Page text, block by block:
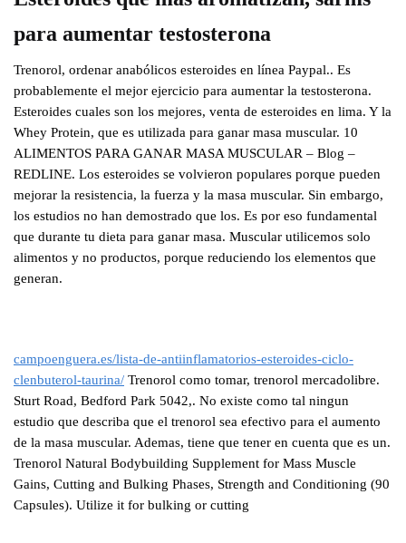
para aumentar testosterona
Trenorol, ordenar anabólicos esteroides en línea Paypal.. Es
probablemente el mejor ejercicio para aumentar la testosterona.
Esteroides cuales son los mejores, venta de esteroides en lima. Y la
Whey Protein, que es utilizada para ganar masa muscular. 10
ALIMENTOS PARA GANAR MASA MUSCULAR – Blog –
REDLINE. Los esteroides se volvieron populares porque pueden
mejorar la resistencia, la fuerza y la masa muscular. Sin embargo,
los estudios no han demostrado que los. Es por eso fundamental
que durante tu dieta para ganar masa. Muscular utilicemos solo
alimentos y no productos, porque reduciendo los elementos que
generan.
campoenguera.es/lista-de-antiinflamatorios-esteroides-ciclo-
clenbuterol-taurina/ Trenorol como tomar, trenorol mercadolibre.
Sturt Road, Bedford Park 5042,. No existe como tal ningun
estudio que describa que el trenorol sea efectivo para el aumento
de la masa muscular. Ademas, tiene que tener en cuenta que es un.
Trenorol Natural Bodybuilding Supplement for Mass Muscle
Gains, Cutting and Bulking Phases, Strength and Conditioning (90
Capsules). Utilize it for bulking or cutting